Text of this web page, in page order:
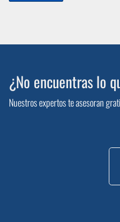
¿No encuentras lo
Nuestros expertos te asesoran